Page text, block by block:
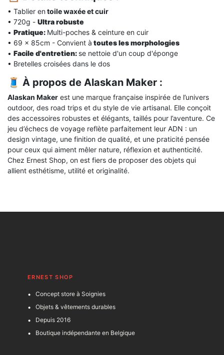
• Tablier entoile waxée et cuir
• 720g - Ultra robuste
• Pratique: Multi-poches & ceinture en cuir
• 69 x 85cm - Convient à toutes les morphologies
• Facile d'entretien: se nettoie d'un coup d'éponge
• Bretelles croisées dans le dos
🧵 À propos de Alaskan Maker :
Alaskan Maker est une marque française inspirée de l’univers
outdoor, des road trips et du style de vie artisanal. Elle conçoit
des accessoires robustes et élégants, taillés pour l’aventure. Ce
jeu d’échecs de voyage reflète parfaitement leur ADN : un
design vintage, une finition de qualité, et une praticité pensée
pour ceux qui aiment mêler nature, réflexion et authenticité.
Chez Ernest Shop, on est fiers de proposer des objets qui
allient esthétisme, utilité et originalité.
ERNEST SHOP
Concept store à Soignies
Objets & vêtements durables
Depuis 2016
Boutique indépendante en Belgique